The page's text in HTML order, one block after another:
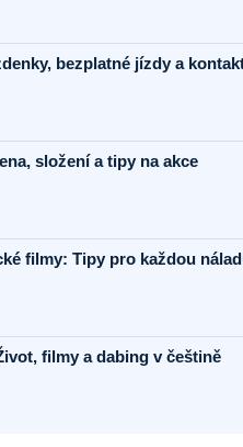
bezplatné jízdy a
složení a tipy na akce
filmy: Tipy pro každou
filmy a dabing v češtině